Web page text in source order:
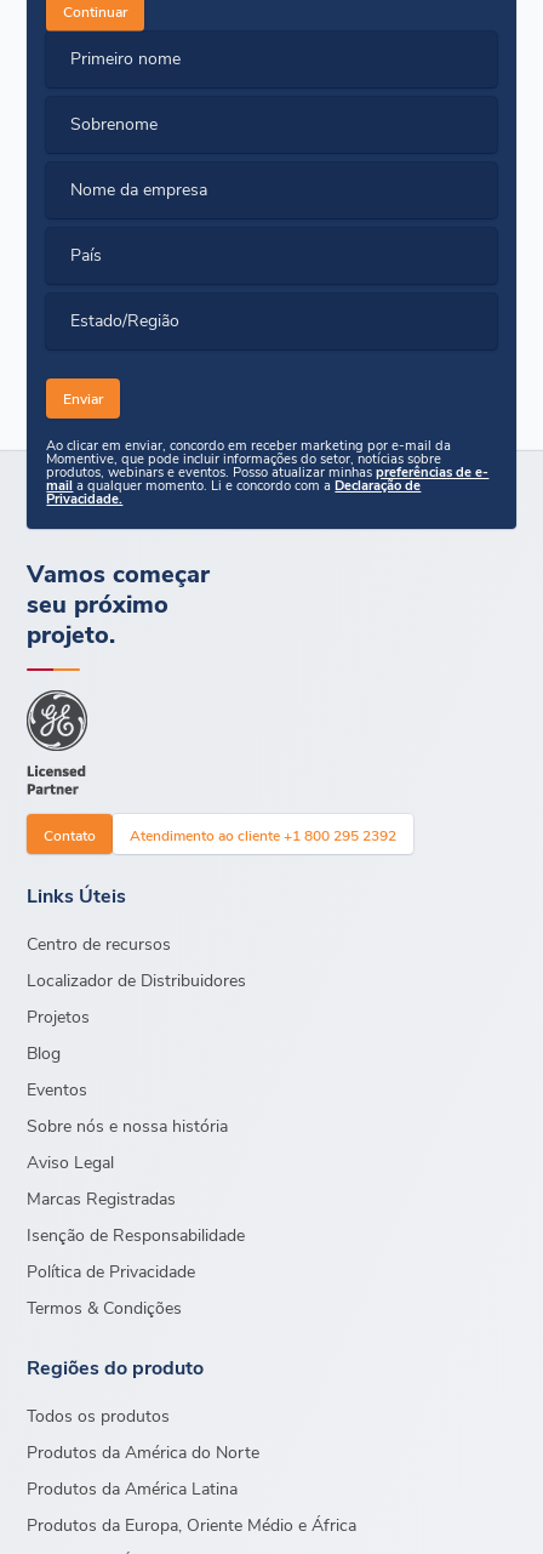
Continuar
Primeiro nome
Sobrenome
Nome da empresa
País
Estado/Região
Ao clicar em enviar, concordo em receber marketing por e-mail da
Momentive, que pode incluir informações do setor, notícias sobre
produtos, webinars e eventos. Posso atualizar minhaspreferências de e-
mail a qualquer momento. Li e concordo com aDeclaração de
Privacidade.
Vamos começar
seu próximo
projeto.
Contato Atendimento ao cliente +1 800 295 2392
Links Úteis
Centro de recursos
Localizador de Distribuidores
Projetos
Blog
Eventos
Sobre nós e nossa história
Aviso Legal
Marcas Registradas
Isenção de Responsabilidade
Política de Privacidade
Termos & Condições
Regiões do produto
Todos os produtos
Produtos da América do Norte
Produtos da América Latina
Produtos da Europa, Oriente Médio e África